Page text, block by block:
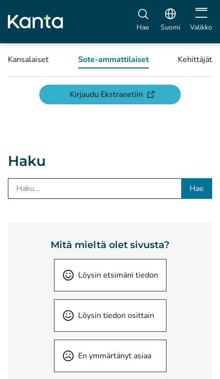
Hae Suomi Avaa
Valikko
Kansalaiset Sote-ammattilaiset Kehittäjät
Kirjaudu Ekstranetiin(avautuu uuteen
Haku
Hae
Mitä mieltä olet sivusta?
Löysin etsimäni tiedon
Löysin tiedon osittain
En ymmärtänyt asiaa